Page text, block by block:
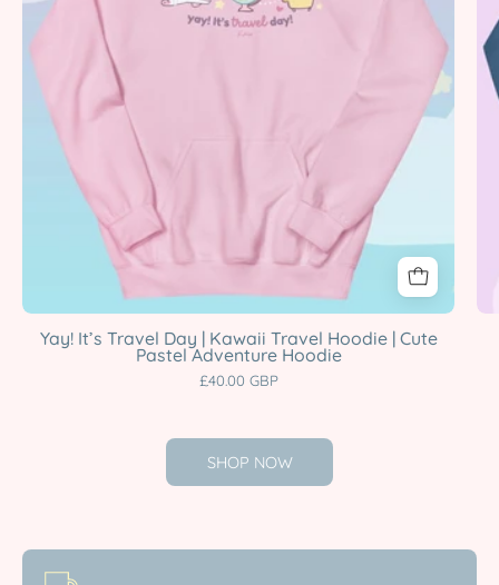
Cute
Pastel
character
Yay! It’s Travel Day | Kawaii Travel Hoodie | Cute
Pastel Adventure Hoodie
£40.00 GBP
SHOP NOW